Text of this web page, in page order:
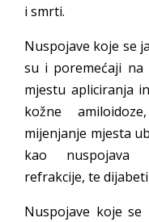
i smrti.
Nuspojave koje se
su i poremećaji
mjestu apliciranja
kožne
mijenjanje mjesta
kao nuspojava
refrakcije, te
Nuspojave koje